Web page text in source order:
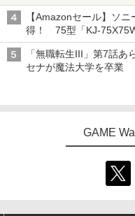
Subwoofer」などお買い
【Amazonセール】ソ
得！ 75型「KJ-
「無職転生III」第7話
セナが魔法大学を卒業
GAME